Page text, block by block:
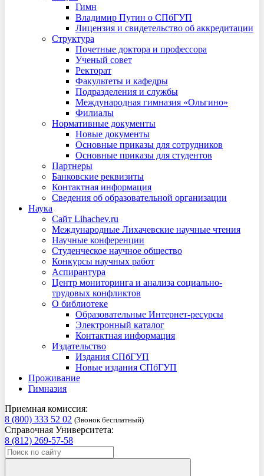
Гимн
Владимир Путин о СПбГУП
Лицензия и свидетельство об аккредитации
Структура
Почетные доктора и профессора
Ученый совет
Ректорат
Факультеты и кафедры
Подразделения и службы
Международная гимназия «Ольгино»
Филиалы
Нормативные документы
Новые документы
Основные приказы для сотрудников
Основные приказы для студентов
Партнеры
Банковские реквизиты
Контактная информация
Сведения об образовательной организации
Наука
Сайт Lihachev.ru
Международные Лихачевские научные чтения
Научные конференции
Студенческое научное общество
Конкурсы научных работ
Аспирантура
Центр мониторинга и анализа социально-
трудовых конфликтов
О библиотеке
Образовательные Интернет-ресурсы
Электронный каталог
Контактная информация
Издательство
Издания СПбГУП
Новые издания СПбГУП
Проживание
Гимназия
Приемная комиссия:
8 (800) 333 52 02 (Звонок бесплатный)
Справочная Университета:
8 (812) 269-57-58